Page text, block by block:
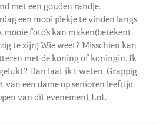
met een gouden randje.
een mooi plekje te vinden langs
foto’s kan maken(betekent
te zijn) Wie weet? Misschien kan
met de koning of koningin. Ik
Dan laat ik t weten. Grappig
een dame op senioren leeftijd
van dit evenement LoL